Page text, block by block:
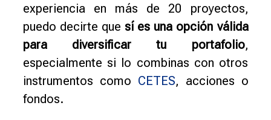
experiencia en más de 20 proyectos,
puedo decirte que sí es una opción válida
para diversificar tu portafolio,
especialmente si lo combinas con otros
instrumentos como CETES, acciones o
fondos.